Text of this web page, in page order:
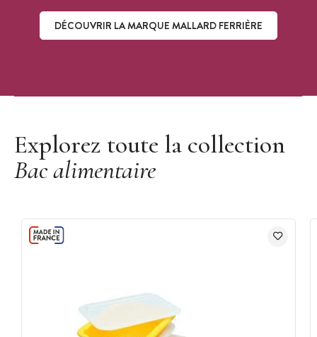
DÉCOUVRIR LA MARQUE MALLARD FERRIÈRE
Explorez toute la collection
Bac alimentaire